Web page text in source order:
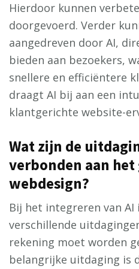
Hierdoor kunnen
doorgevoerd. Verder
aangedreven door AI,
bieden aan bezoekers,
snellere en efficiëntere
draagt AI bij aan een
klantgerichte website-
Wat zijn de
verbonden aan
webdesign?
Bij het integreren van
verschillende
rekening moet worden
belangrijke uitdaging is